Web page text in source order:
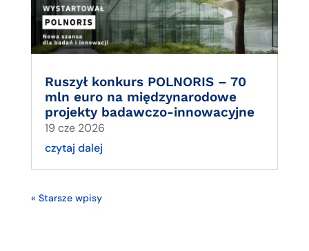
Ruszył konkurs POLNORIS – 70
mln euro na międzynarodowe
projekty badawczo-innowacyjne
19 cze 2026
czytaj dalej
« Starsze wpisy